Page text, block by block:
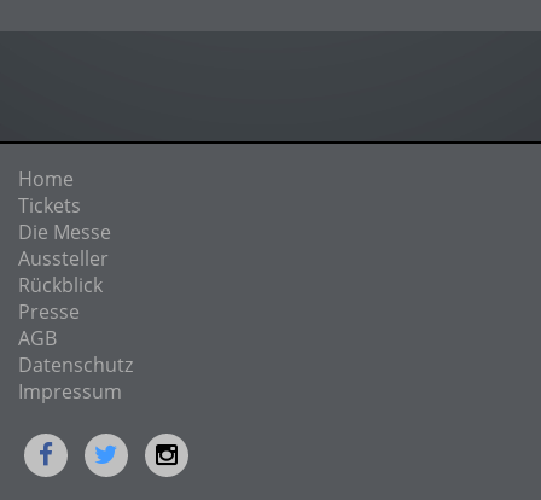
Home
Tickets
Die Messe
Aussteller
Rückblick
Presse
AGB
Datenschutz
Impressum